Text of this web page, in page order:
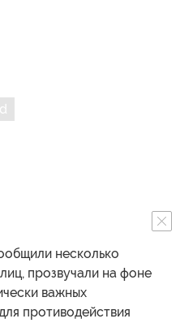
несколько
прозвучали на фоне
важных
противодействия